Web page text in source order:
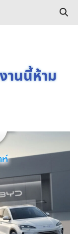
านนี้ห้าม